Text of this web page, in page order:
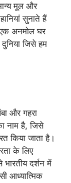
मूल और
सुनाते हैं
अनमोल घर
जिसे हम
और गहरा
नाम है, जिसे
किया जाता है।
के लिए
दर्शन में
आध्यात्मिक